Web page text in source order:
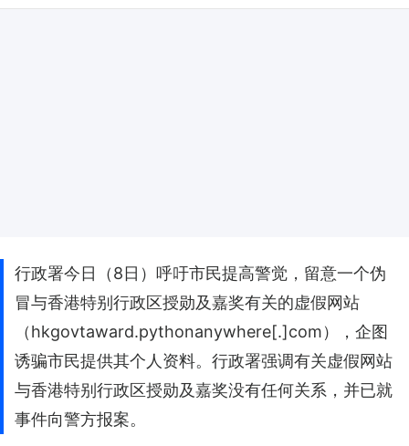
​行政署今日（8日）呼吁市民提高警觉，留意一个伪
冒与香港特别行政区授勋及嘉奖有关的虚假网站
（hkgovtaward.pythonanywhere[.]com），企图
诱骗市民提供其个人资料。行政署强调有关虚假网站
与香港特别行政区授勋及嘉奖没有任何关系，并已就
事件向警方报案。